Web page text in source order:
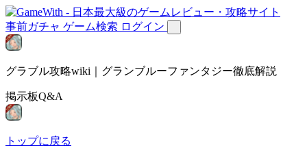
事前ガチャ ゲーム検索 ログイン
グラブル攻略wiki｜グランブルーファンタジー徹底解説
掲示板Q&A
トップに戻る